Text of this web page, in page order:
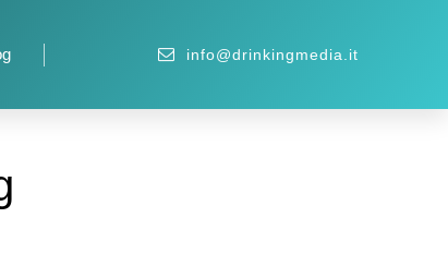
info@drinkingmedia.it